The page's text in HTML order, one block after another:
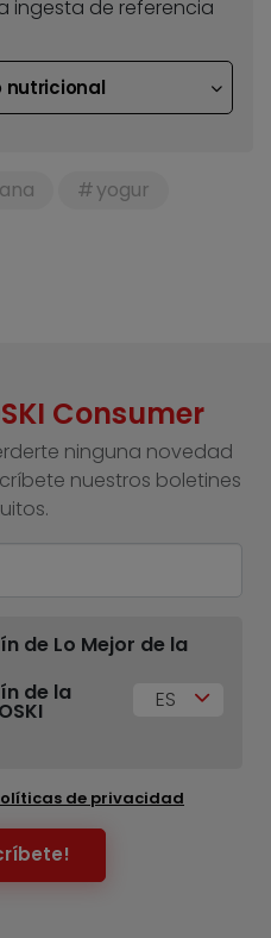
ingesta de referencia
nutricional
yogur
Consumer
ninguna novedad
nuestros boletines
de Lo Mejor de la
de la
ES
de privacidad